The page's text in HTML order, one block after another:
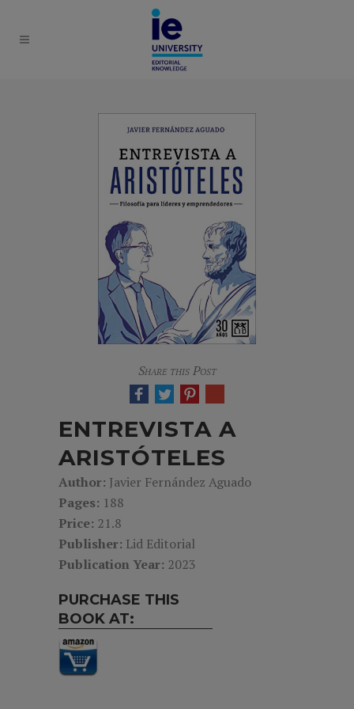
Share this Post
ENTREVISTA A
ARISTÓTELES
Author: Javier Fernández Aguado
Pages: 188
Price: 21.8
Publisher: Lid Editorial
Publication Year: 2023
PURCHASE THIS
BOOK AT: